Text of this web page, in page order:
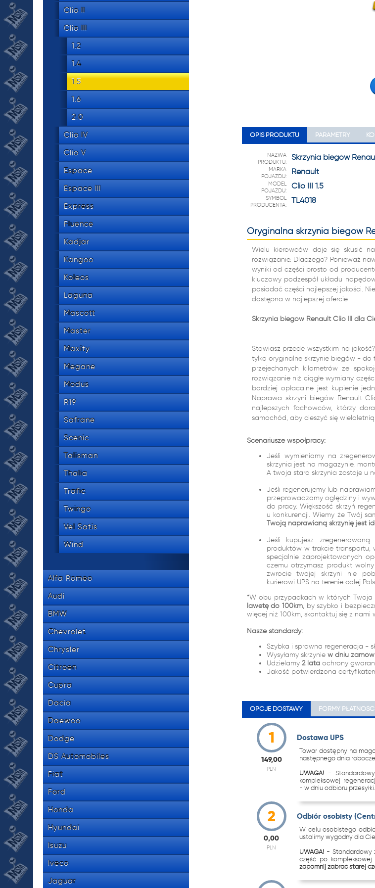
tel.
Clio II
Clio III
1.2
1.4
1.5
1.6
2.0
Clio IV
Clio V
Espace
Espace III
Express
Fluence
Kadjar
Kangoo
Koleos
Laguna
Mascott
Master
Maxity
Megane
Modus
R19
Safrane
Scenic
Talisman
Thalia
Trafic
Twingo
Vel Satis
Wind
Alfa Romeo
Audi
BMW
Chevrolet
Chrysler
Citroen
Cupra
Dacia
Daewoo
Dodge
DS Automobiles
Fiat
Ford
Honda
Hyundai
Isuzu
Iveco
Jaguar
OPIS PRODUKTU PARAMETRY
NAZWA
PRODUKTU:
Skrzynia biegów
MARKA
POJAZDU:
Renault
MODEL
POJAZDU:
Clio III 1.5
SYMBOL
PRODUCENTA:
TL4018
Oryginalna skrzynia biegów
Wielu kierowców daje się skusić
rozwiązanie. Dlaczego? Ponieważ
wyniki od części prosto od
kluczowy podzespół układu
posiadać części najlepszej jakości.
dostępna w najlepszej ofercie.
Skrzynia biegów Renault Clio III dla
Stawiasz przede wszystkim na
tylko oryginalne skrzynie biegów -
przejechanych kilometrów ze
rozwiązanie niż ciągłe wymiany
bardziej opłacalne jest kupienie
Naprawa skrzyni biegów Renault
najlepszych fachowców, którzy
samochód, aby cieszyć się
Scenariusze współpracy:
Jeśli wymieniamy na
skrzynia jest na magazynie,
A twoja stara skrzynia zostaje u
Jeśli regenerujemy lub
przeprowadzamy oględziny i
do pracy. Większość skrzyń
u konkurencji. Wiemy że Twój
Twoją naprawianą skrzynię jest
Jeśli kupujesz
produktów w trakcie transportu,
specjalnie zaprojektowanych
czemu otrzymasz produkt
zwrocie twojej skrzyni nie
kurierowi UPS na terenie całej
*W obu przypadkach w których
lawetę do 100km, by szybko i
więcej niż 100km, skontaktuj się z
Nasze standardy:
Szybka i sprawna regeneracja -
Wysyłamy skrzynie w dniu
Udzielamy 2 lataochrony
Jakość potwierdzona
OPCJE DOSTAWY FORMY PŁATNOŚCI
1
149,00
PLN
Dostawa UPS
Towar dostępny na
następnego dnia
UWAGA! -
kompleksowej
- w dniu odbioru przesyłki.
2
0,00
PLN
Odbiór osobisty
W celu osobistego
ustalimy wygodny dla
UWAGA! - Standardowy
część po kompleksowej
zapomnij zabrać starej